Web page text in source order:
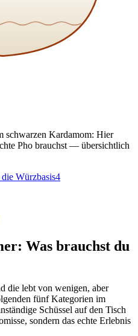
schwarzen Kardamom: Hier
Pho brauchst — übersichtlich
Würzbasis4
Was brauchst du
die lebt von wenigen, aber
fünf Kategorien im
Schüssel auf den Tisch
sondern das echte Erlebnis